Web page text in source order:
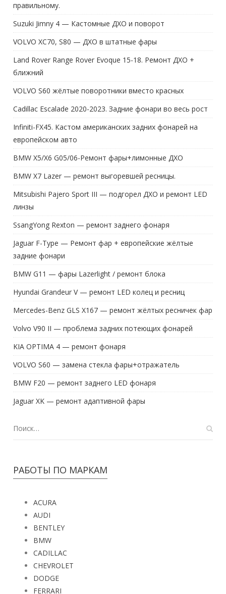
Suzuki Jimny 4 — Кастомные ДХО и поворот
VOLVO XC70, S80 — ДХО в штатные фары
Land Rover Range Rover Evoque 15-18. Ремонт ДХО +
ближний
VOLVO S60 жёлтые поворотники вместо красных
Cadillac Escalade 2020-2023. Задние фонари во весь рост
Infiniti-FX45. Кастом американских задних фонарей на
европейском авто
BMW X5/X6 G05/06-Ремонт фары+лимонные ДХО
BMW X7 Lazer — ремонт выгоревшей ресницы.
Mitsubishi Pajero Sport III — подгорел ДХО и ремонт LED
линзы
SsangYong Rexton — ремонт заднего фонаря
Jaguar F-Type — Ремонт фар + европейские жёлтые
задние фонари
BMW G11 — фары Lazerlight / ремонт блока
Hyundai Grandeur V — ремонт LED колец и ресниц
Mercedes-Benz GLS X167 — ремонт жёлтых ресничек фар
Volvo V90 II — проблема задних потеющих фонарей
KIA OPTIMA 4 — ремонт фонаря
VOLVO S60 — замена стекла фары+отражатель
BMW F20 — ремонт заднего LED фонаря
Jaguar XK — ремонт адаптивной фары
AUDI
BENTLEY
BMW
CADILLAC
CHEVROLET
DODGE
FERRARI